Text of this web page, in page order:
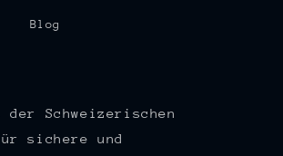
Blog
Schweizerischen
sichere und